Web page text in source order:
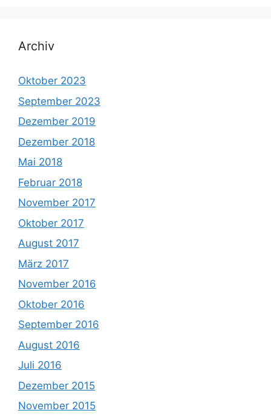
Archiv
Oktober 2023
September 2023
Dezember 2019
Dezember 2018
Mai 2018
Februar 2018
November 2017
Oktober 2017
August 2017
März 2017
November 2016
Oktober 2016
September 2016
August 2016
Juli 2016
Dezember 2015
November 2015